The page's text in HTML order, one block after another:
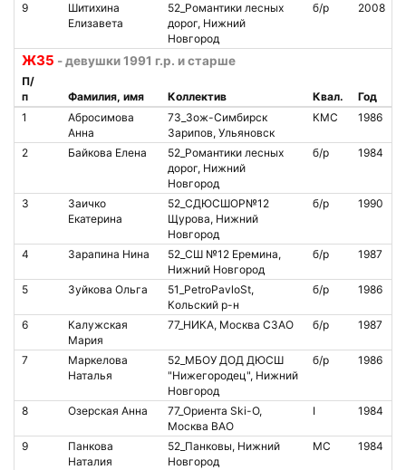
9
Шитихина
Елизавета
52_Романтики лесных
дорог, Нижний
Новгород
б/р 2008
Ж35 - девушки 1991 г.р. и старше
П/
п
Фамилия, имя Коллектив Квал. Год
1
Абросимова
Анна
73_Зож-Симбирск
Зарипов, Ульяновск
КМС 1986
2 Байкова Елена
52_Романтики лесных
дорог, Нижний
Новгород
б/р 1984
3
Заичко
Екатерина
52_СДЮСШОР№12
Щурова, Нижний
Новгород
б/р 1990
4 Зарапина Нина
52_СШ №12 Еремина,
Нижний Новгород
б/р 1987
5 Зуйкова Ольга
51_PetroPavloSt,
Кольский р-н
б/р 1986
6
Калужская
Мария
77_НИКА, Москва СЗАО б/р 1987
7
Маркелова
Наталья
52_МБОУ ДОД ДЮСШ
"Нижегородец", Нижний
Новгород
б/р 1986
8 Озерская Анна
77_Ориента Ski-O,
Москва ВАО
I 1984
9
Панкова
Наталия
52_Панковы, Нижний
Новгород
МС 1984